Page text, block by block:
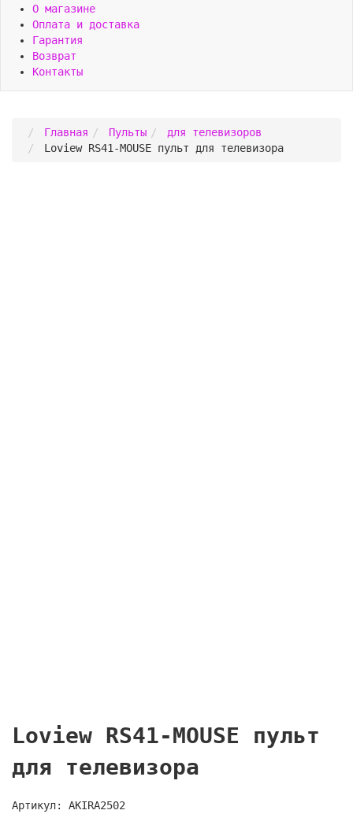
О магазине
Оплата и доставка
Гарантия
Возврат
Контакты
Главная Пульты
для телевизоров
Loview RS41-MOUSE пульт для телевизора
Loview RS41-MOUSE пульт
для телевизора
Артикул: AKIRA2502